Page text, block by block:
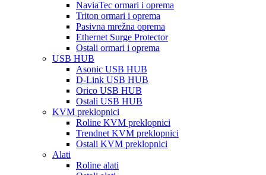
NaviaTec ormari i oprema
Triton ormari i oprema
Pasivna mrežna oprema
Ethernet Surge Protector
Ostali ormari i oprema
USB HUB
Asonic USB HUB
D-Link USB HUB
Orico USB HUB
Ostali USB HUB
KVM preklopnici
Roline KVM preklopnici
Trendnet KVM preklopnici
Ostali KVM preklopnici
Alati
Roline alati